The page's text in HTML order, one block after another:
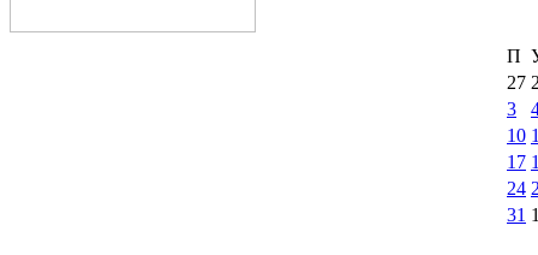
П
27
3
10
17
24
31